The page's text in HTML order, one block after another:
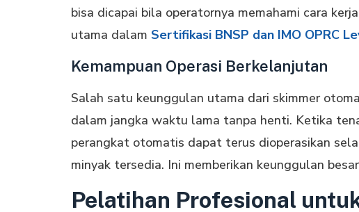
bisa dicapai bila operatornya memahami cara
utama dalam Sertifikasi BNSP dan IMO OPRC
Kemampuan Operasi Berkelanjutan
Salah satu keunggulan utama dari skimmer
dalam jangka waktu lama tanpa henti. Ketika
perangkat otomatis dapat terus dioperasikan
minyak tersedia. Ini memberikan keunggulan
Pelatihan Profesional